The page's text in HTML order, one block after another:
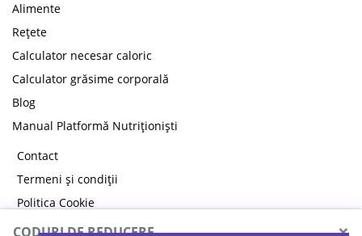
Alimente
Rețete
Calculator necesar caloric
Calculator grăsime corporală
Blog
Manual Platformă Nutriționiști
Contact
Termeni și condiții
Politica Cookie
Politica de confidențialitate
CODURI DE REDUCERE